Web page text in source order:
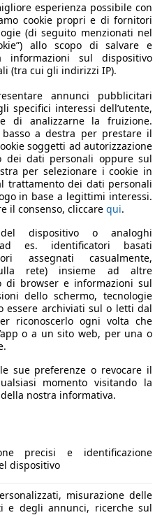
Fiorano - IVA esposta
-bs
4.0 V8 F1-UFFICIALE-
esperienza possibile con
cookie propri e di fornitori
(di seguito menzionati nel
allo scopo di salvare e
sul dispositivo
(tra cui gli indirizzi IP).
annunci pubblicitari
specifici interessi dell’utente,
di analizzarne la fruizione.
a destra per prestare il
soggetti ad autorizzazione
dei dati personali oppure sul
per selezionare i cookie in
trattamento dei dati personali
in base a legittimi interessi.
il consenso, cliccare qui.
dispositivo o analoghi
es. identificatori basati
assegnati casualmente,
rete) insieme ad altre
di browser e informazioni sul
dello schermo, tecnologie
essere archiviati sul o letti dal
riconoscerlo ogni volta che
o a un sito web, per una o
sue preferenze o revocare il
momento visitando la
nostra informativa.
precisi e identificazione
dispositivo
misurazione delle
e degli annunci, ricerche sul